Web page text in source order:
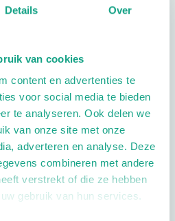
Details Over
van cookies
content en advertenties te
voor social media te bieden
te analyseren. Ook delen we
van onze site met onze
adverteren en analyse. Deze
combineren met andere
verstrekt of die ze hebben
gebruik van hun services.